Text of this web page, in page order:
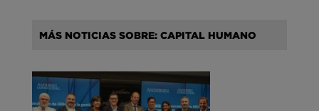
MÁS NOTICIAS SOBRE: CAPITAL HUMANO